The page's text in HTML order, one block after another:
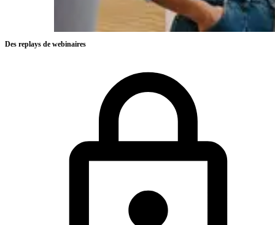
Des replays de webinaires